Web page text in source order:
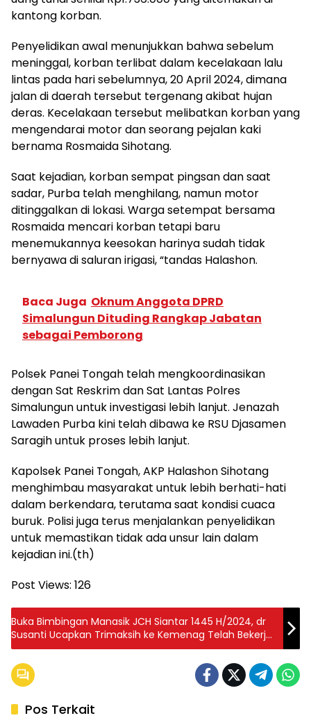
kantong korban.
Penyelidikan awal menunjukkan bahwa sebelum
meninggal, korban terlibat dalam kecelakaan lalu
lintas pada hari sebelumnya, 20 April 2024, dimana
jalan di daerah tersebut tergenang akibat hujan
deras. Kecelakaan tersebut melibatkan korban yang
mengendarai motor dan seorang pejalan kaki
bernama Rosmaida Sihotang.
Saat kejadian, korban sempat pingsan dan saat
sadar, Purba telah menghilang, namun motor
ditinggalkan di lokasi. Warga setempat bersama
Rosmaida mencari korban tetapi baru
menemukannya keesokan harinya sudah tidak
bernyawa di saluran irigasi, “tandas Halashon.
Baca Juga Oknum Anggota DPRD
Simalungun Dituding Rangkap Jabatan
sebagai Pemborong
Polsek Panei Tongah telah mengkoordinasikan
dengan Sat Reskrim dan Sat Lantas Polres
Simalungun untuk investigasi lebih lanjut. Jenazah
Lawaden Purba kini telah dibawa ke RSU Djasamen
Saragih untuk proses lebih lanjut.
Kapolsek Panei Tongah, AKP Halashon Sihotang
menghimbau masyarakat untuk lebih berhati-hati
dalam berkendara, terutama saat kondisi cuaca
buruk. Polisi juga terus menjalankan penyelidikan
untuk memastikan tidak ada unsur lain dalam
kejadian ini.(th)
Post Views: 126
Buka Bimbingan Manasik JCH Siantar 1445 H/2024, dr
Susanti Ucapkan Trimaksih ke Kemenag Telah Bekerja
Keras Menjaga Kuota JCH
Pos Terkait